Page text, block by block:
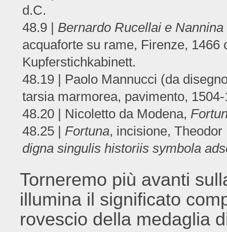
d.C.
48.9 | Bernardo Rucellai e
acquaforte su rame, Firenze,
Kupferstichkabinett.
48.19 | Paolo Mannucci (da
tarsia marmorea, pavimento,
48.20 | Nicoletto da Modena,
48.25 | Fortuna, incisione,
digna singulis historiis symbola
Torneremo più avanti
illumina il significato
rovescio della medaglia